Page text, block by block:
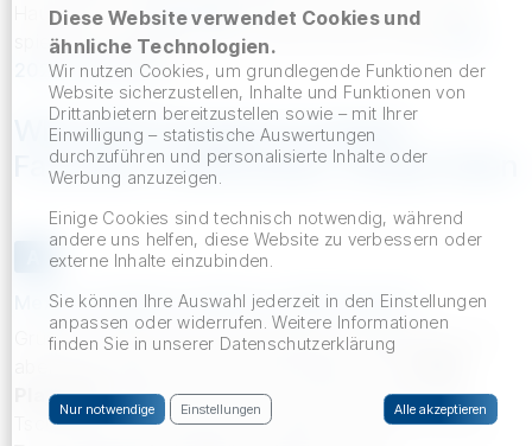
Hauptseite zurWM 2026. Wenn du das Turnier direkt
spielerisch begleiten willst, schau dir auch unser
2026 Tippspielan.
WM 2026 Gruppen im Detail:
Favoriten, Außenseiter, Stolperfallen
Mexiko, Südafrika, Südkorea, UEFA Playoff D
Gruppe A wirkt auf den ersten Blick ausgeglichen, hat
Playoff D. Sollte hier ein Team wie Dänemark oder
Tschechien durchkommen, entsteht sofort ein echter
Diese Website verwendet Cookies und
ähnliche Technologien.
Wir nutzen Cookies, um grundlegende Funktionen der
Website sicherzustellen, Inhalte und Funktionen von
Drittanbietern bereitzustellen sowie – mit Ihrer
Einwilligung – statistische Auswertungen
durchzuführen und personalisierte Inhalte oder
Werbung anzuzeigen.
Einige Cookies sind technisch notwendig, während
andere uns helfen, diese Website zu verbessern oder
externe Inhalte einzubinden.
Sie können Ihre Auswahl jederzeit in den Einstellungen
anpassen oder widerrufen. Weitere Informationen
finden Sie in unserer Datenschutzerklärung
Nur notwendige Einstellungen Alle akzeptieren